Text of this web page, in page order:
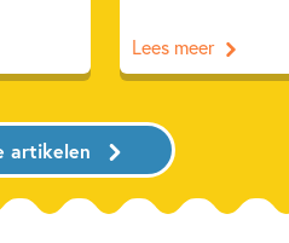
Lees meer
artikelen